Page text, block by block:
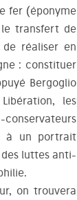
fer (éponyme
le transfert de
réaliser en
: constituer
Bergoglio
les
à un portrait
luttes anti-
on trouvera